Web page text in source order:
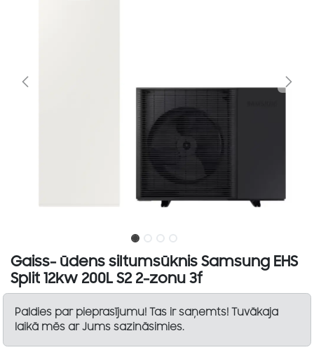
Gaiss- ūdens siltumsūknis Samsung EHS
Split 12kw 200L S2 2-zonu 3f
Paldies par pieprasījumu! Tas ir saņemts! Tuvākaja
laikā mēs ar Jums sazināsimies.